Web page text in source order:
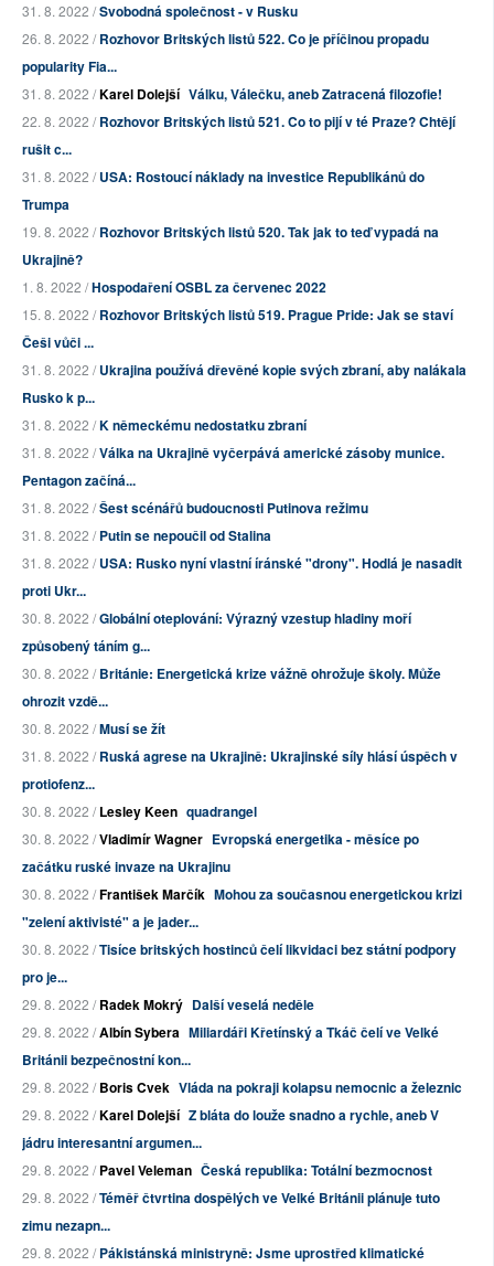
31. 8. 2022 /Svobodná společnost - v Rusku
26. 8. 2022 /Rozhovor Britských listů 522. Co je příčinou propadu
popularity Fia...
31. 8. 2022 /Karel Dolejší Válku, Válečku, aneb Zatracená filozofie!
22. 8. 2022 /Rozhovor Britských listů 521. Co to pijí v té Praze? Chtějí
rušit c...
31. 8. 2022 /USA: Rostoucí náklady na investice Republikánů do
Trumpa
19. 8. 2022 /Rozhovor Britských listů 520. Tak jak to teď vypadá na
Ukrajině?
1. 8. 2022 /Hospodaření OSBL za červenec 2022
15. 8. 2022 /Rozhovor Britských listů 519. Prague Pride: Jak se staví
Češi vůči ...
31. 8. 2022 /Ukrajina používá dřevěné kopie svých zbraní, aby nalákala
Rusko k p...
31. 8. 2022 /K německému nedostatku zbraní
31. 8. 2022 /Válka na Ukrajině vyčerpává americké zásoby munice.
Pentagon začíná...
31. 8. 2022 /Šest scénářů budoucnosti Putinova režimu
31. 8. 2022 /Putin se nepoučil od Stalina
31. 8. 2022 /USA: Rusko nyní vlastní íránské "drony". Hodlá je nasadit
proti Ukr...
30. 8. 2022 /Globální oteplování: Výrazný vzestup hladiny moří
způsobený táním g...
30. 8. 2022 /Británie: Energetická krize vážně ohrožuje školy. Může
ohrozit vzdě...
30. 8. 2022 /Musí se žít
31. 8. 2022 /Ruská agrese na Ukrajině: Ukrajinské síly hlásí úspěch v
protiofenz...
30. 8. 2022 /Lesley Keen quadrangel
30. 8. 2022 /Vladimír Wagner Evropská energetika - měsíce po
začátku ruské invaze na Ukrajinu
30. 8. 2022 /František Marčík Mohou za současnou energetickou krizi
"zelení aktivisté" a je jader...
30. 8. 2022 /Tisíce britských hostinců čelí likvidaci bez státní podpory
pro je...
29. 8. 2022 /Radek Mokrý Další veselá neděle
29. 8. 2022 /Albín Sybera Miliardáři Křetínský a Tkáč čelí ve Velké
Británii bezpečnostní kon...
29. 8. 2022 /Boris Cvek Vláda na pokraji kolapsu nemocnic a železnic
29. 8. 2022 /Karel Dolejší Z bláta do louže snadno a rychle, aneb V
jádru interesantní argumen...
29. 8. 2022 /Pavel Veleman Česká republika: Totální bezmocnost
29. 8. 2022 /Téměř čtvrtina dospělých ve Velké Británii plánuje tuto
zimu nezapn...
29. 8. 2022 /Pákistánská ministryně: Jsme uprostřed klimatické